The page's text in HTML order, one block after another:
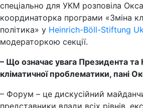
спеціально для УКМ розповіла
координаторка програми «Зміна
політика» у Heinrich-Böll-Stiftung
модераторкою секції.
– Що означає увага Президента та
кліматичної проблематики, пані
– Форум – це дискусійний
представники влади всіх рівнів,